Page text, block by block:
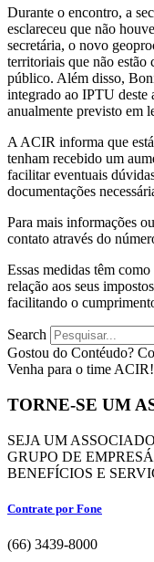
Durante o encontro, a
esclareceu que não
secretária, o novo
territoriais que não estão
público. Além disso,
integrado ao IPTU deste
anualmente previsto em
A ACIR informa que
tenham recebido um
facilitar eventuais
documentações
Para mais informações
contato através do
Essas medidas têm
relação aos seus
facilitando o
Search
Gostou do Contéudo?
Venha para o time ACIR!
TORNE-SE UM
SEJA UM
GRUPO DE
BENEFÍCIOS E
Contrate por Fone
(66) 3439-8000